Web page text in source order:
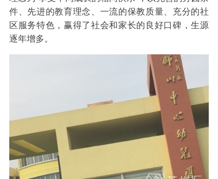
件、先进的教育理念、一流的保教质量、充分的社
区服务特色，赢得了社会和家长的良好口碑，生源
逐年增多。